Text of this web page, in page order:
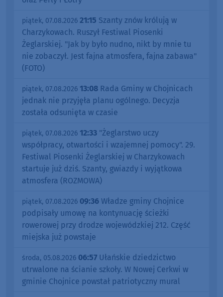
piątek, 07.08.2026 21:15 Szanty znów królują w
Charzykowach. Ruszył Festiwal Piosenki
Żeglarskiej. "Jak by było nudno, nikt by mnie tu
nie zobaczył. Jest fajna atmosfera, fajna zabawa"
(FOTO)
piątek, 07.08.2026 13:08 Rada Gminy w Chojnicach
jednak nie przyjęła planu ogólnego. Decyzja
została odsunięta w czasie
piątek, 07.08.2026 12:33 "Żeglarstwo uczy
współpracy, otwartości i wzajemnej pomocy". 29.
Festiwal Piosenki Żeglarskiej w Charzykowach
startuje już dziś. Szanty, gwiazdy i wyjątkowa
atmosfera (ROZMOWA)
piątek, 07.08.2026 09:36 Władze gminy Chojnice
podpisały umowę na kontynuację ścieżki
rowerowej przy drodze wojewódzkiej 212. Część
miejska już powstaje
środa, 05.08.2026 06:57 Ułańskie dziedzictwo
utrwalone na ścianie szkoły. W Nowej Cerkwi w
gminie Chojnice powstał patriotyczny mural